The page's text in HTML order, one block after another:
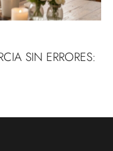
SIN ERRORES: